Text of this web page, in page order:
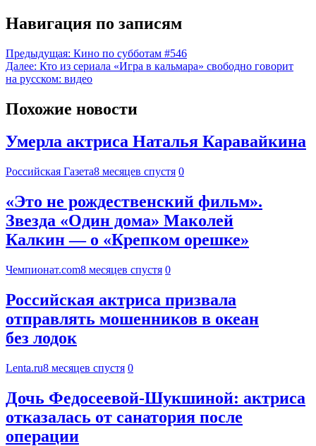
Навигация по записям
Предыдущая: Кино по субботам #546
Далее: Кто из сериала «Игра в кальмара» свободно говорит
на русском: видео
Похожие новости
Умерла актриса Наталья Каравайкина
Российская Газета8 месяцев спустя 0
«Это не рождественский фильм».
Звезда «Один дома» Маколей
Калкин — о «Крепком орешке»
Чемпионат.com8 месяцев спустя 0
Российская актриса призвала
отправлять мошенников в океан
без лодок
Lenta.ru8 месяцев спустя 0
Дочь Федосеевой-Шукшиной: актриса
отказалась от санатория после
операции